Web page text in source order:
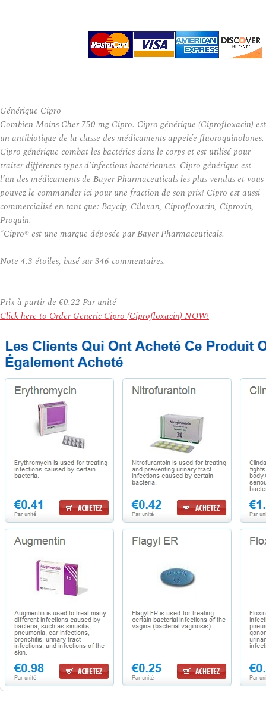
Générique Cipro
Combien Moins Cher 750 mg Cipro. Cipro générique (Ciprofloxacin) est
un antibiotique de la classe des médicaments appelée fluoroquinolones.
Cipro générique combat les bactéries dans le corps et est utilisé pour
traiter différents types d’infections bactériennes. Cipro générique est
l’un des médicaments de Bayer Pharmaceuticals les plus vendus et vous
pouvez le commander ici pour une fraction de son prix! Cipro est aussi
commercialisé en tant que: Baycip, Ciloxan, Ciprofloxacin, Ciproxin,
Proquin.
*Cipro® est une marque déposée par Bayer Pharmaceuticals.
Note 4.3 étoiles, basé sur346 commentaires.
Prix à partir de €0.22 Par unité
Click here to Order Generic Cipro (Ciprofloxacin) NOW!